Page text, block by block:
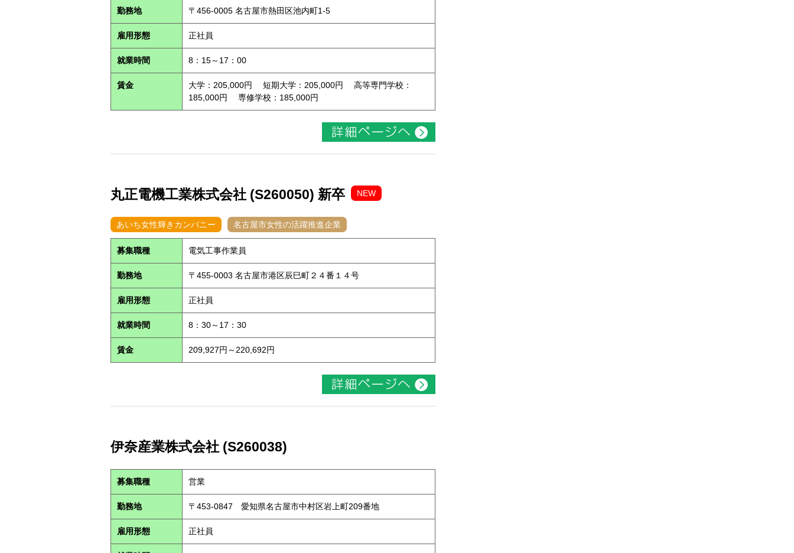
勤務地 〒456-0005 名古屋市熱田区池内町1-5
雇用形態 正社員
就業時間 8：15～17：00
賃金
大学：205,000円 短期大学：205,000円 高等専門学校：
185,000円 専修学校：185,000円
丸正電機工業株式会社 (S260050) 新卒 NEW
あいち女性輝きカンパニー 名古屋市女性の活躍推進企業
募集職種 電気工事作業員
勤務地 〒455-0003 名古屋市港区辰巳町２４番１４号
雇用形態 正社員
就業時間 8：30～17：30
賃金 209,927円～220,692円
伊奈産業株式会社 (S260038)
募集職種 営業
勤務地 〒453-0847 愛知県名古屋市中村区岩上町209番地
雇用形態 正社員